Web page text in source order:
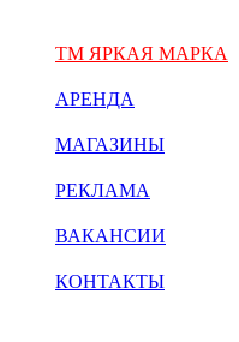
ТМ ЯРКАЯ МАРКА
АРЕНДА
МАГАЗИНЫ
РЕКЛАМА
ВАКАНСИИ
КОНТАКТЫ